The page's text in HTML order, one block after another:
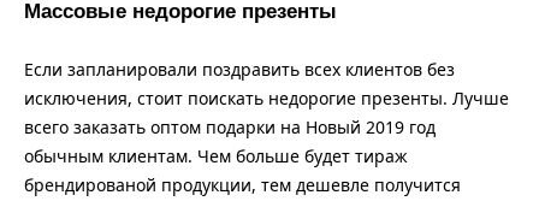
Массовые недорогие презенты
Если запланировали поздравить всех клиентов без
исключения, стоит поискать недорогие презенты. Лучше
всего заказать оптом подарки на Новый 2019 год
обычным клиентам. Чем больше будет тираж
брендированой продукции, тем дешевле получится